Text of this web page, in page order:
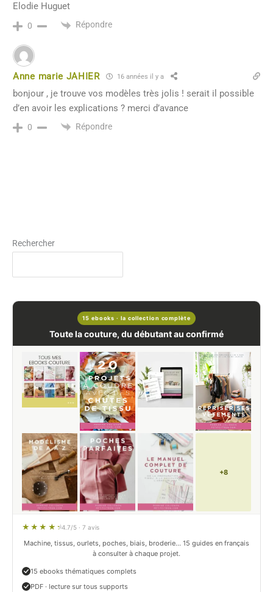
Elodie Huguet
0 Répondre
Anne marie JAHIER 16 années il y a
bonjour , je trouve vos modèles très jolis ! serait il possible
d’en avoir les explications ? merci d’avance
0 Répondre
Rechercher
15 ebooks · la collection complète
Toute la couture, du débutant au confirmé
+8
4.7/5 · 7 avis
Machine, tissus, ourlets, poches, biais, broderie… 15 guides en français
à consulter à chaque projet.
15 ebooks thématiques complets
PDF · lecture sur tous supports